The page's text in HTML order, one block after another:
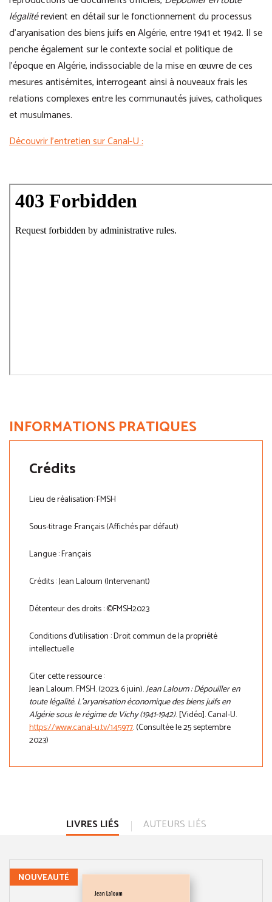
légalitérevient en détail sur le fonctionnement du processus
d’aryanisation des biens juifs en Algérie, entre 1941 et 1942. Il se
penche également sur le contexte social et politique de
l’époque en Algérie, indissociable de la mise en œuvre de ces
mesures antisémites, interrogeant ainsi à nouveaux frais les
relations complexes entre les communautés juives, catholiques
et musulmanes.
Découvrir l’entretien sur Canal-U :
INFORMATIONS PRATIQUES
Crédits
Lieu de réalisation: FMSH
Sous-titrage :Français (Affichés par défaut)
Langue : Français
Crédits : Jean Laloum (Intervenant)
Détenteur des droits : ©FMSH2023
Conditions d'utilisation : Droit commun de la propriété
intellectuelle
Citer cette ressource :
Jean Laloum. FMSH. (2023, 6 juin).Jean Laloum : Dépouiller en
toute légalité. L'aryanisation économique des biens juifs en
Algérie sous le régime de Vichy (1941-1942). [Vidéo]. Canal-U.
https://www.canal-u.tv/145977. (Consultée le 25 septembre
2023)
LIVRES LIÉS AUTEURS LIÉS
NOUVEAUTÉ